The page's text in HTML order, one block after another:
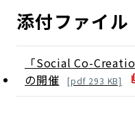
添付ファイル
「Social Co-
の開催
[pdf 293 KB]